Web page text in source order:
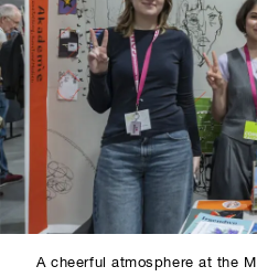
A cheerful atmosphere at the